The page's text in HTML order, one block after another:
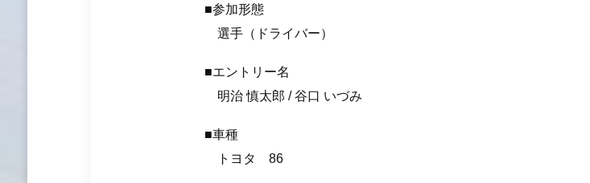
■参加形態
選手（ドライバー）
■エントリー名
明治 慎太郎 / 谷口 いづみ
■車種
トヨタ 86